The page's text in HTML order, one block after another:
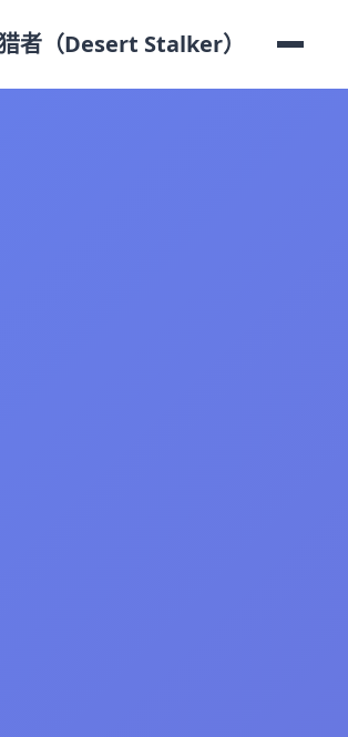
者（Desert Stalker）